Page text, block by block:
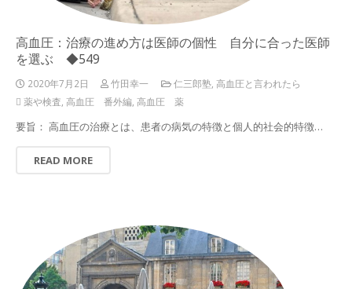
高血圧：治療の進め方は医師の個性 自分に合った医師
を選ぶ ◆549
2020年7月2日 竹田幸一 仁三郎塾, 高血圧と言われたら
薬や検査, 高血圧 番外編, 高血圧 薬
要旨： 高血圧の治療とは、患者の病気の特徴と個人的社会的特徴…
READ MORE